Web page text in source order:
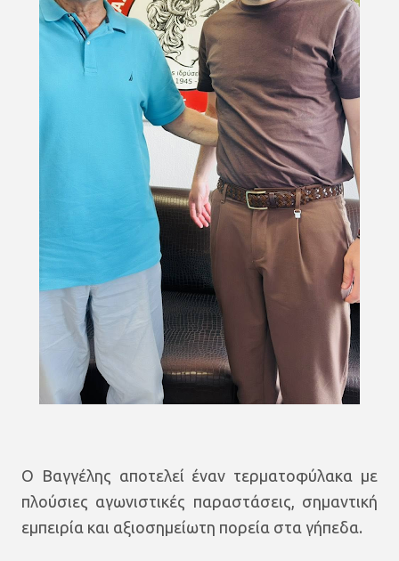
Ο Βαγγέλης αποτελεί έναν τερματοφύλακα με
πλούσιες αγωνιστικές παραστάσεις, σημαντική
εμπειρία και αξιοσημείωτη πορεία στα γήπεδα.